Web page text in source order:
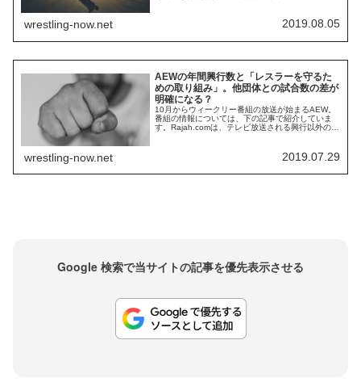
ました。現代プロレスはアスレチックなムーブが
もてはやされる傾向にあります。体重119キロのジ
wrestling-now.net 2019.08.05
AEWの年間興行数と「レスラーを守るた
めの取り組み」。他団体との試合数の差が
明確になる？
10月からウィークリー番組の放送が始まるAEW。
番組の情報については、下の記事で紹介していま
す。Rajah.comは、テレビ放送される興行以外の部
の他の興行は土曜日の夜のハウスショーになる ト
ップレスラーたちがフレッシュかつ健康で、素晴
wrestling-now.net 2019.07.29
Google 検索で当サイトの記事を優先表示させる